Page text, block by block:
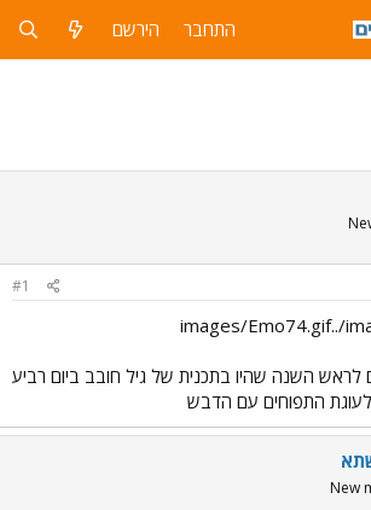
התחבר הירשם
#1
לראש השנה שהיו בתכנית של גיל חובב ביום רביע
התפוחים עם הדבש
New